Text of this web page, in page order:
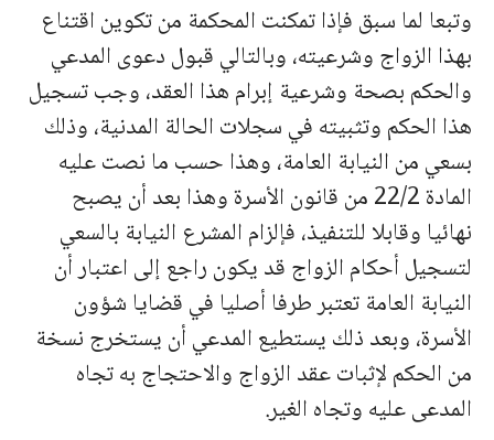
وتبعا لما سبق فإذا تمكنت المحكمة من تكوين اقتناع
بهذا الزواج وشرعيته، وبالتالي قبول دعوى المدعي
والحكم بصحة وشرعية إبرام هذا العقد، وجب تسجيل
هذا الحكم وتثبيته في سجلات الحالة المدنية، وذلك
بسعي من النيابة العامة، وهذا حسب ما نصت عليه
المادة 22/2 من قانون الأسرة وهذا بعد أن يصبح
نهائيا وقابلا للتنفيذ، فإلزام المشرع النيابة بالسعي
لتسجيل أحكام الزواج قد يكون راجع إلى اعتبار أن
النيابة العامة تعتبر طرفا أصليا في قضايا شؤون
الأسرة، وبعد ذلك يستطيع المدعي أن يستخرج نسخة
من الحكم لإثبات عقد الزواج والاحتجاج به تجاه
المدعى عليه وتجاه الغير.